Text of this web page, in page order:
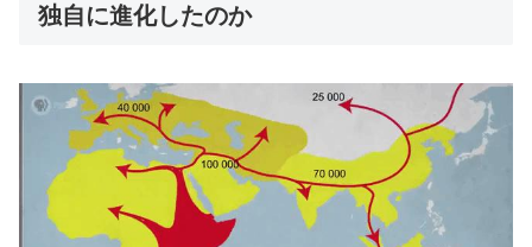
独自に進化したのか